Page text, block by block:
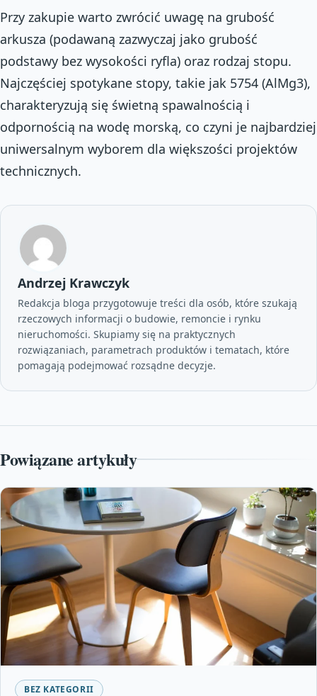
Przy zakupie warto zwrócić uwagę na grubość
arkusza (podawaną zazwyczaj jako grubość
podstawy bez wysokości ryfla) oraz rodzaj stopu.
Najczęściej spotykane stopy, takie jak 5754 (AlMg3),
charakteryzują się świetną spawalnością i
odpornością na wodę morską, co czyni je najbardziej
uniwersalnym wyborem dla większości projektów
technicznych.
Andrzej Krawczyk
Redakcja bloga przygotowuje treści dla osób, które szukają
rzeczowych informacji o budowie, remoncie i rynku
nieruchomości. Skupiamy się na praktycznych
rozwiązaniach, parametrach produktów i tematach, które
pomagają podejmować rozsądne decyzje.
Powiązane artykuły
BEZ KATEGORII